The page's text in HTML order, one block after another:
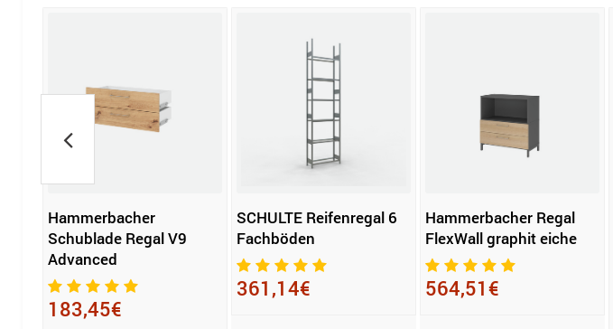
Hammerbacher
Schublade Regal V9
Advanced
183,45€
SCHULTE Reifenregal 6
Fachböden
361,14€
Hammerbacher Regal
FlexWall graphit eiche
564,51€